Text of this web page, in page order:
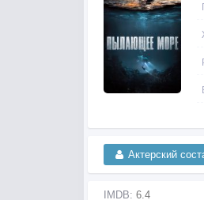
Актерский
IMDB: 6.4